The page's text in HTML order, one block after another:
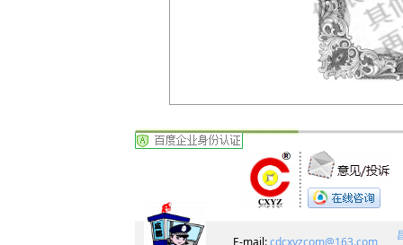
E-mail:cdcxyzcom@163.com